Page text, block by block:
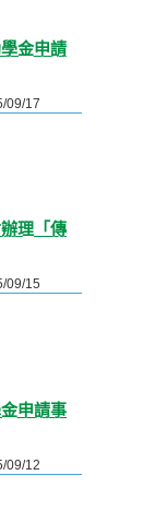
金申請
09/17
理「傳
09/15
申請事
09/12